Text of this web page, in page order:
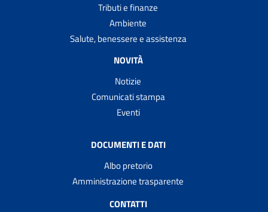
Tributi e finanze
Ambiente
Salute, benessere e assistenza
NOVITÀ
Notizie
Comunicati stampa
Eventi
DOCUMENTI E DATI
Albo pretorio
Amministrazione trasparente
CONTATTI